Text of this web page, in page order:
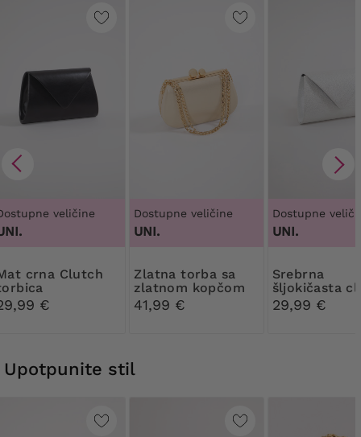
veličine
€
Dostupne veličine
UNI.
Zlatna torba sa
zlatnom kopčom
41,99 €
Dostupne
UNI.
Srebrna
šljokičasta
torbica
29,99 €
Upotpunite stil